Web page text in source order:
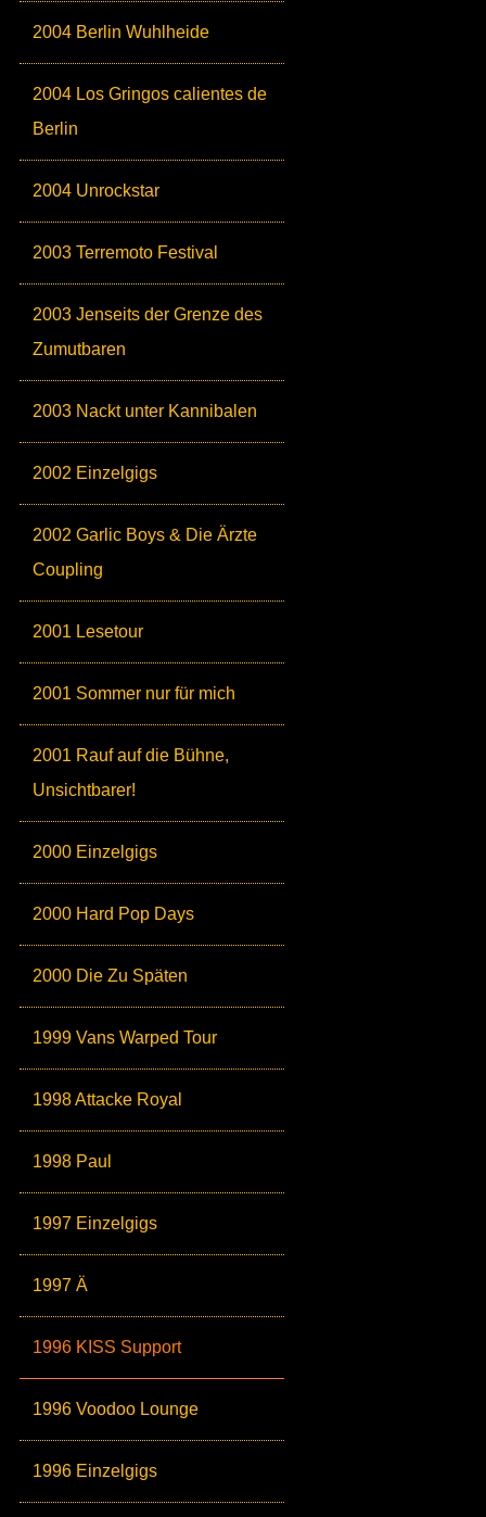
2004 Berlin Wuhlheide
2004 Los Gringos calientes de
Berlin
2004 Unrockstar
2003 Terremoto Festival
2003 Jenseits der Grenze des
Zumutbaren
2003 Nackt unter Kannibalen
2002 Einzelgigs
2002 Garlic Boys & Die Ärzte
Coupling
2001 Lesetour
2001 Sommer nur für mich
2001 Rauf auf die Bühne,
Unsichtbarer!
2000 Einzelgigs
2000 Hard Pop Days
2000 Die Zu Späten
1999 Vans Warped Tour
1998 Attacke Royal
1998 Paul
1997 Einzelgigs
1997 Ä
1996 KISS Support
1996 Voodoo Lounge
1996 Einzelgigs